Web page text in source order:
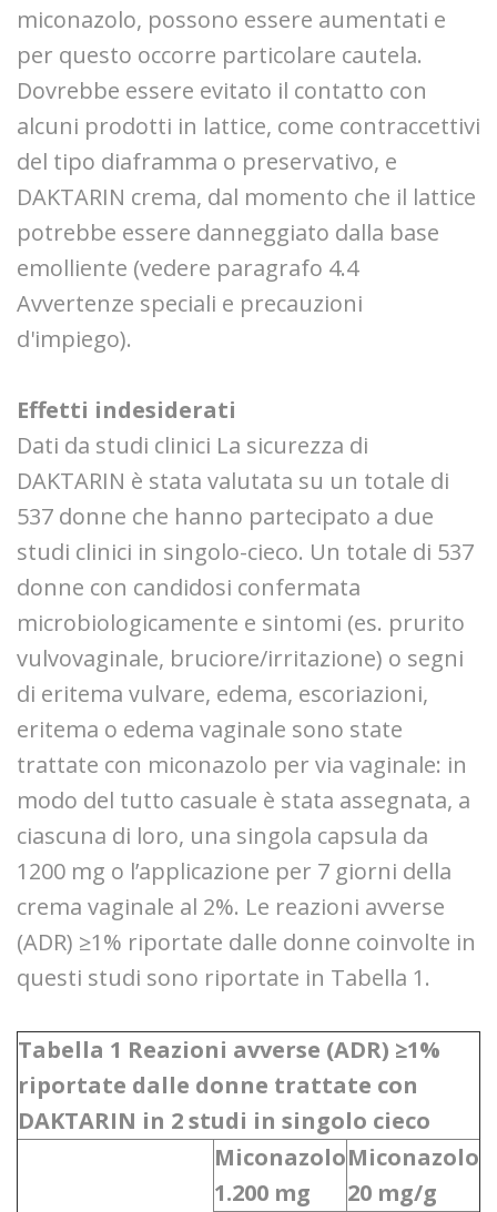
miconazolo, possono essere aumentati e
per questo occorre particolare cautela.
Dovrebbe essere evitato il contatto con
alcuni prodotti in lattice, come contraccettivi
del tipo diaframma o preservativo, e
DAKTARIN crema, dal momento che il lattice
potrebbe essere danneggiato dalla base
emolliente (vedere paragrafo 4.4
Avvertenze speciali e precauzioni
d'impiego).
Effetti indesiderati
Dati da studi clinici La sicurezza di
DAKTARIN è stata valutata su un totale di
537 donne che hanno partecipato a due
studi clinici in singolo-cieco. Un totale di 537
donne con candidosi confermata
microbiologicamente e sintomi (es. prurito
vulvovaginale, bruciore/irritazione) o segni
di eritema vulvare, edema, escoriazioni,
eritema o edema vaginale sono state
trattate con miconazolo per via vaginale: in
modo del tutto casuale è stata assegnata, a
ciascuna di loro, una singola capsula da
1200 mg o l’applicazione per 7 giorni della
crema vaginale al 2%. Le reazioni avverse
(ADR) ≥1% riportate dalle donne coinvolte in
questi studi sono riportate in Tabella 1.
Tabella 1 Reazioni avverse (ADR) ≥1%
riportate dalle donne trattate con
DAKTARIN in 2 studi in singolo cieco
Miconazolo
1.200 mg
Miconazolo
20 mg/g